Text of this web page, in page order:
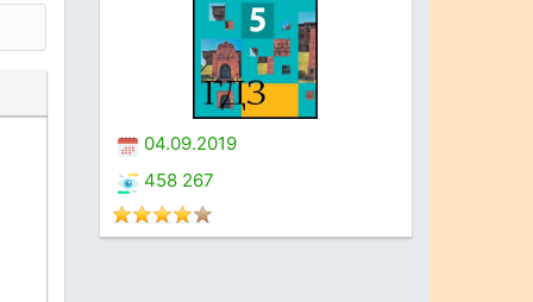
04.09.2019
458 267